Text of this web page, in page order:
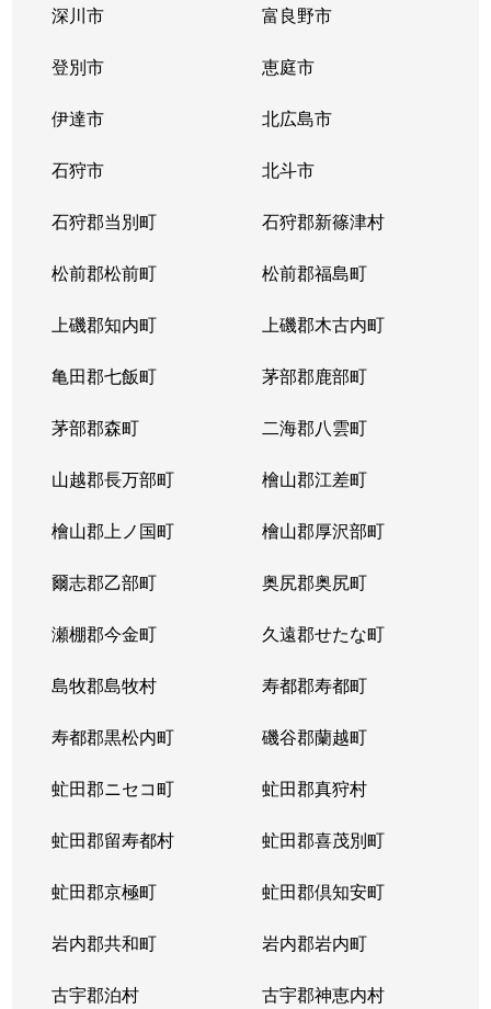
南３４条西
澄川
深川市 富良野市
登別市 恵庭市
伊達市 北広島市
石狩市 北斗市
石狩郡当別町 石狩郡新篠津村
松前郡松前町 松前郡福島町
上磯郡知内町 上磯郡木古内町
亀田郡七飯町 茅部郡鹿部町
茅部郡森町 二海郡八雲町
山越郡長万部町 檜山郡江差町
檜山郡上ノ国町 檜山郡厚沢部町
爾志郡乙部町 奥尻郡奥尻町
瀬棚郡今金町 久遠郡せたな町
島牧郡島牧村 寿都郡寿都町
寿都郡黒松内町 磯谷郡蘭越町
虻田郡ニセコ町 虻田郡真狩村
虻田郡留寿都村 虻田郡喜茂別町
虻田郡京極町 虻田郡倶知安町
岩内郡共和町 岩内郡岩内町
古宇郡泊村 古宇郡神恵内村